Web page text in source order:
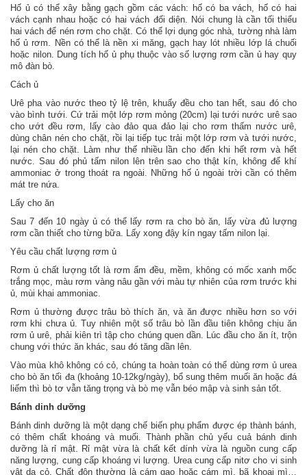
Hố ủ có thể xây bằng gạch gồm các vách: hố có ba vách, hố có hai
vách cạnh nhau hoặc có hai vách đối diện. Nói chung là cần tối thiểu
hai vách để nén rơm cho chặt. Có thể lợi dụng góc nhà, tường nhà làm
hố ủ rơm. Nền có thể là nền xi măng, gạch hay lót nhiều lớp lá chuối
hoặc nilon. Dung tích hố ủ phụ thuộc vào số lượng rơm cần ủ hay quy
mô đàn bò.
Cách ủ
Urê pha vào nước theo tỷ lệ trên, khuấy đều cho tan hết, sau đó cho
vào bình tưới. Cứ trải một lớp rơm mỏng (20cm) lại tưới nước urê sao
cho ướt đều rơm, lấy cào đảo qua đảo lại cho rơm thấm nước urê,
dùng chân nén cho chặt, rồi lại tiếp tục trải một lớp rơm và tưới nước,
lại nén cho chặt. Làm như thế nhiều lần cho đến khi hết rơm và hết
nước. Sau đó phủ tấm nilon lên trên sao cho thật kín, không để khí
ammoniac ở trong thoát ra ngoài. Những hố ủ ngoài trời cần có thêm
mát tre nứa.
Lấy cho ăn
Sau 7 đến 10 ngày ủ có thể lấy rơm ra cho bò ăn, lấy vừa đủ lượng
rơm cần thiết cho từng bữa. Lấy xong đậy kín ngay tấm nilon lại.
Yêu cầu chất lượng rơm ủ
Rơm ủ chất lượng tốt là rơm ẩm đều, mềm, không có mốc xanh mốc
trắng mọc, màu rơm vàng nâu gần với màu tự nhiên của rơm trước khi
ủ, mùi khai ammoniac.
Rơm ủ thường được trâu bò thích ăn, và ăn được nhiều hơn so với
rơm khi chưa ủ. Tuy nhiên một số trâu bò lần đầu tiên không chịu ăn
rơm ủ urê, phải kiên trì tập cho chúng quen dần. Lúc đầu cho ăn ít, trộn
chung với thức ăn khác, sau đó tăng dần lên.
Vào mùa khô không có cỏ, chúng ta hoàn toàn có thể dùng rơm ủ urea
cho bò ăn tối đa (khoảng 10-12kg/ngày), bổ sung thêm muối ăn hoặc đá
liếm thì bò tơ vẫn tăng trọng và bò mẹ vẫn béo mập và sinh sản tốt.
Bánh dinh dưỡng
Bánh dinh dưỡng là một dạng chế biến phụ phẩm được ép thành bánh,
có thêm chất khoáng và muối. Thành phần chủ yếu cuả bánh dinh
dưỡng là rỉ mật. Rỉ mật vừa là chất kết dính vừa là nguồn cung cấp
năng lượng, cung cấp khoáng vi lượng. Urea cung cấp nitơ cho vi sinh
vật dạ cỏ. Chất độn thường là cám gạo hoặc cám mì, bã khoai mì…